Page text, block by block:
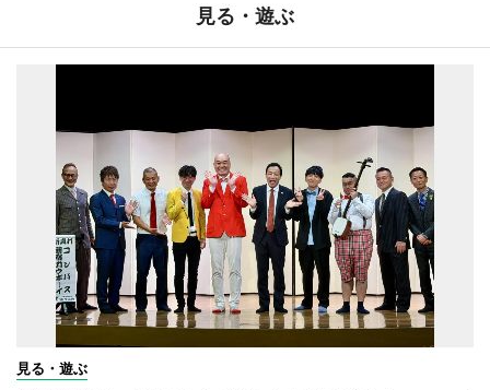
見る・遊ぶ
見る・遊ぶ